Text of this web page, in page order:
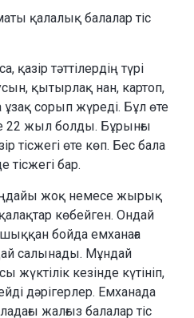
қалалық балалар тіс
қазір тәттілердің түрі
қытырлақ нан, картоп,
сорып жүреді. Бұл өте
22 жыл болды. Бұрынғы
тісжегі өте көп. Бес бала
тісжегі бар.
жоқ немесе жырық
көбейген. Ондай
бойда емханаға
салынады. Мұндай
жүктілік кезінде күтініп,
дәрігерлер. Емханада
жалғыз балалар тіс